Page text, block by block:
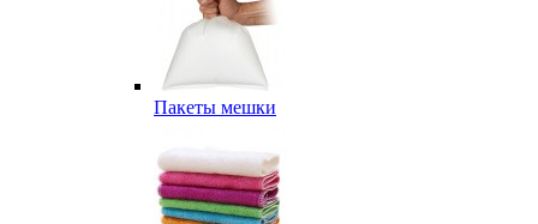
Пакеты мешки